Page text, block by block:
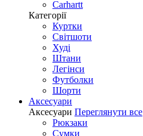
Carhartt
Категорії
Куртки
Світшоти
Худі
Штани
Легінси
Футболки
Шорти
Аксесуари
Аксесуари Переглянути все
Рюкзаки
Сумки